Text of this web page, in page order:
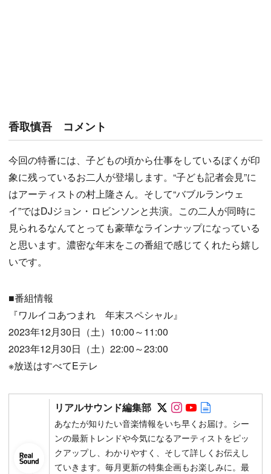
香取慎吾 コメント
今回の特番には、子どもの頃から仕事をしているぼくが印
象に残っているお二人が登場します。“子ども記者会見”に
はアーティストの村上隆さん。そして“バブルランウェ
イ”ではDJジョン・ロビンソンと共演。この二人が同時に
見られるなんてとっても豪華なラインナップになっている
と思います。濃密な年末をこの番組で感じてくれたら嬉し
いです。
■番組情報
『ワルイコあつまれ 年末スペシャル』
2023年12月30日（土）10:00～11:00
2023年12月30日（土）22:00～23:00
※放送はすべてEテレ
リアルサウンド編集部 Follow on SNS
Follow on SNS
Follow on
あなたが知りたい音楽情報をいち早くお届け。シー
ンの最新トレンドや今気になるアーティストをピッ
クアップし、わかりやすく、そして詳しくお伝えし
ていきます。毎月更新の特集企画もお楽しみに。最